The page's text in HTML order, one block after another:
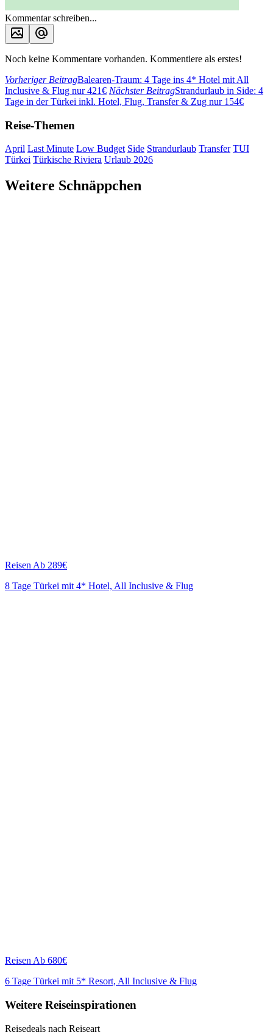
Kommentar schreiben...
Noch keine Kommentare vorhanden. Kommentiere als erstes!
Vorheriger BeitragBalearen-Traum: 4 Tage ins 4* Hotel mit All
Inclusive & Flug nur 421€ Nächster BeitragStrandurlaub in Side: 4
Tage in der Türkei inkl. Hotel, Flug, Transfer & Zug nur 154€
Reise-Themen
April Last Minute Low Budget Side Strandurlaub Transfer TUI
Türkei Türkische Riviera Urlaub 2026
Weitere Schnäppchen
Reisen Ab 289€
8 Tage Türkei mit 4* Hotel, All Inclusive & Flug
Reisen Ab 680€
6 Tage Türkei mit 5* Resort, All Inclusive & Flug
Weitere Reiseinspirationen
Reisedeals nach Reiseart